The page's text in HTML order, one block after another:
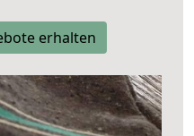
erhalten